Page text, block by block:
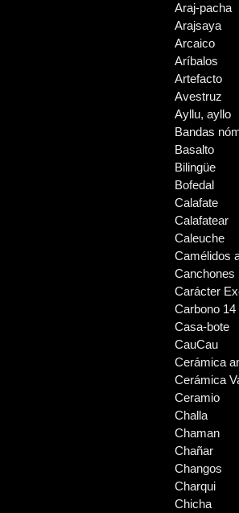
Araj-pacha
Arajsaya
Arcaico
Aríbalos
Artefacto
Avestruz
Ayllu, ayllo
Bandas
Basalto
Bilingüe
Bofedal
Calafate
Calafatear
Caleuche
Camélidos
Canchones
Carácter
Carbono 14
Casa-bote
CauCau
Cerámica
Cerámica
Ceramio
Challa
Chaman
Chañar
Changos
Charqui
Chicha